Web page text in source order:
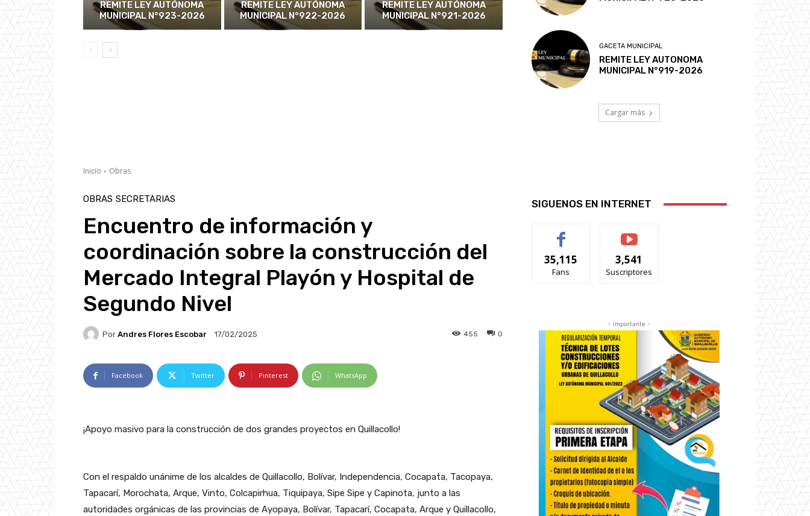
REMITE LEY AUTÓNOMA
MUNICIPAL N°923-2026
REMITE LEY AUTÓNOMA
MUNICIPAL N°922-2026
REMITE LEY AUTÓNOMA
MUNICIPAL N°921-2026
GACETA MUNICIPAL
REMITE LEY AUTONOMA
MUNICIPAL N°919-2026
Cargar más